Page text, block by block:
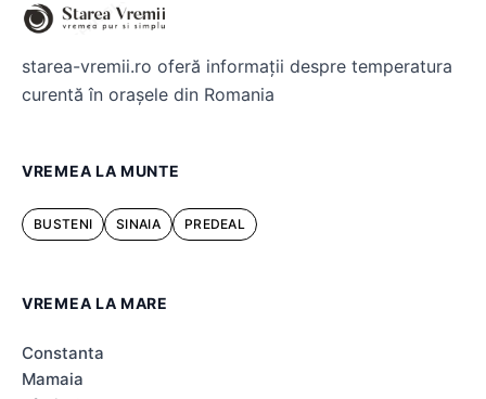
starea-vremii.ro oferă informații despre temperatura
curentă în orașele din Romania
VREMEA LA MUNTE
BUSTENI SINAIA PREDEAL
VREMEA LA MARE
Constanta
Mamaia